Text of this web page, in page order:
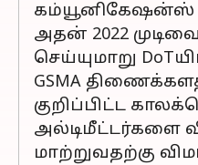
கம்யூனிகேஷன்ஸ்
அதன் 2022
செய்யுமாறு
GSMA
குறிப்பிட்ட
அல்டிமீட்டர்களை
மாற்றுவதற்கு